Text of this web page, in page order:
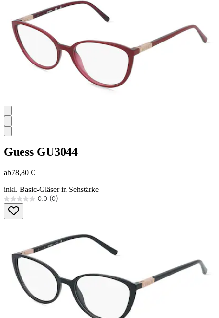
Guess GU3044
ab78,80 €
inkl. Basic-Gläser in Sehstärke
0.0 (0)
0.0
von
5